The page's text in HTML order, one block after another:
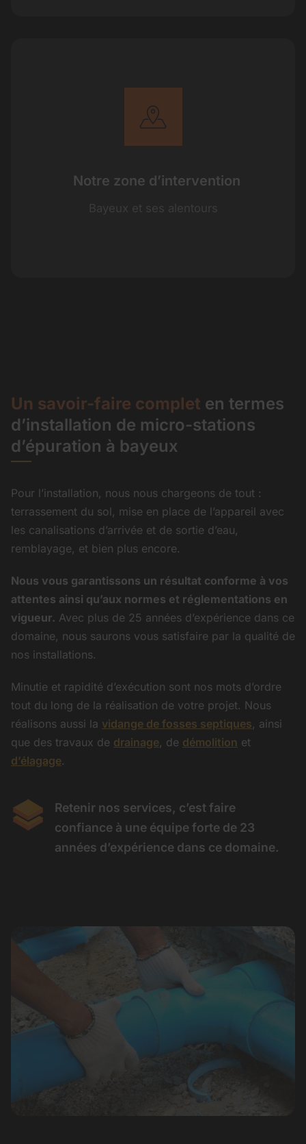
Notre zone d’intervention
Bayeux et ses alentours
Un savoir-faire complet en termes
d’installation de micro-stations
d’épuration à bayeux
Pour l’installation, nous nous chargeons de tout :
terrassement du sol, mise en place de l’appareil avec
les canalisations d’arrivée et de sortie d’eau,
remblayage, et bien plus encore.
Nous vous garantissons un résultat conforme à vos
attentes ainsi qu’aux normes et réglementations en
vigueur. Avec plus de 25 années d’expérience dans ce
domaine, nous saurons vous satisfaire par la qualité de
nos installations.
Minutie et rapidité d’exécution sont nos mots d’ordre
tout du long de la réalisation de votre projet. Nous
réalisons aussi la vidange de fosses septiques, ainsi
que des travaux de drainage, de démolition et
d’élagage.
Retenir nos services, c’est faire
confiance à une équipe forte de 23
années d’expérience dans ce domaine.